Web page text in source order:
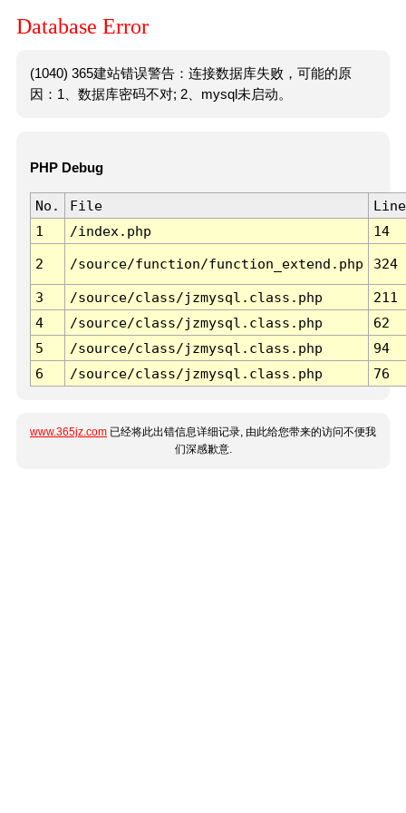
Database Error
(1040) 365建站错误警告：连接数据库失败，可能的原
因：1、数据库密码不对; 2、mysql未启动。
PHP Debug
No. File
Line
1
/index.php 14
2 /source/function/function_extend.php 324
3 /source/class/jzmysql.class.php
211
4
/source/class/jzmysql.class.php
62
5
/source/class/jzmysql.class.php
94
6
/source/class/jzmysql.class.php 76
www.365jz.com 已经将此出错信息详细记录, 由此给您带来的访问不便我
们深感歉意.